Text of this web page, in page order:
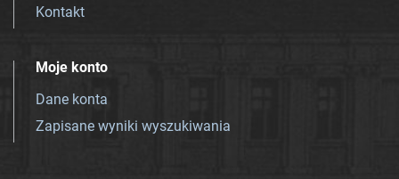
Kontakt
Moje konto
Dane konta
Zapisane wyniki wyszukiwania